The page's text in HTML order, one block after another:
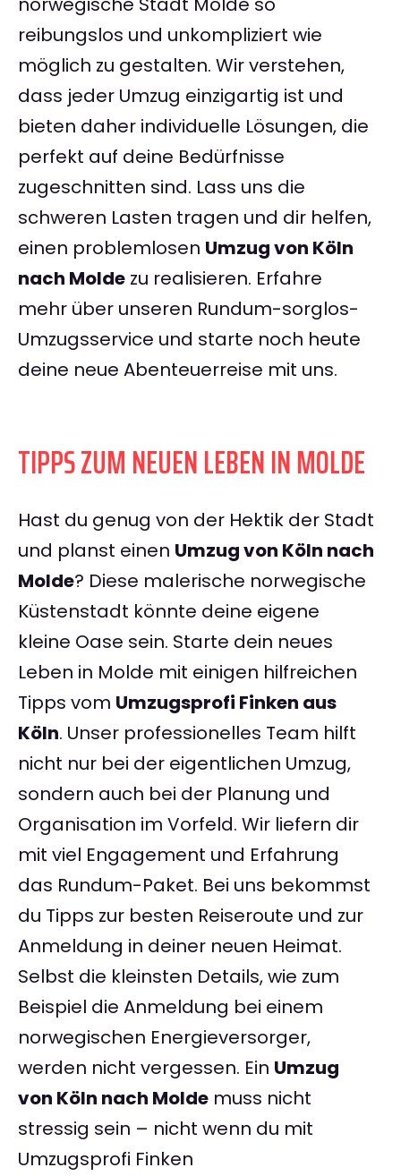
reibungslos und unkompliziert wie
möglich zu gestalten. Wir verstehen,
dass jeder Umzug einzigartig ist und
bieten daher individuelle Lösungen, die
perfekt auf deine Bedürfnisse
zugeschnitten sind. Lass uns die
schweren Lasten tragen und dir helfen,
einen problemlosen Umzug von Köln
nach Molde zu realisieren. Erfahre
mehr über unseren Rundum-sorglos-
Umzugsservice und starte noch heute
deine neue Abenteuerreise mit uns.
TIPPS ZUM NEUEN LEBEN IN MOLDE
Hast du genug von der Hektik der Stadt
und planst einen Umzug von Köln nach
Molde? Diese malerische norwegische
Küstenstadt könnte deine eigene
kleine Oase sein. Starte dein neues
Leben in Molde mit einigen hilfreichen
Tipps vom Umzugsprofi Finken aus
Köln. Unser professionelles Team hilft
nicht nur bei der eigentlichen Umzug,
sondern auch bei der Planung und
Organisation im Vorfeld. Wir liefern dir
mit viel Engagement und Erfahrung
das Rundum-Paket. Bei uns bekommst
du Tipps zur besten Reiseroute und zur
Anmeldung in deiner neuen Heimat.
Selbst die kleinsten Details, wie zum
Beispiel die Anmeldung bei einem
norwegischen Energieversorger,
werden nicht vergessen. Ein Umzug
von Köln nach Molde muss nicht
stressig sein – nicht wenn du mit
Umzugsprofi Finken